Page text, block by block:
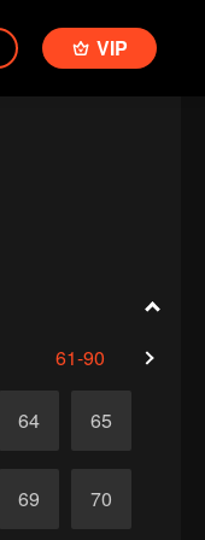
VIP
61-90
64 65
69 70